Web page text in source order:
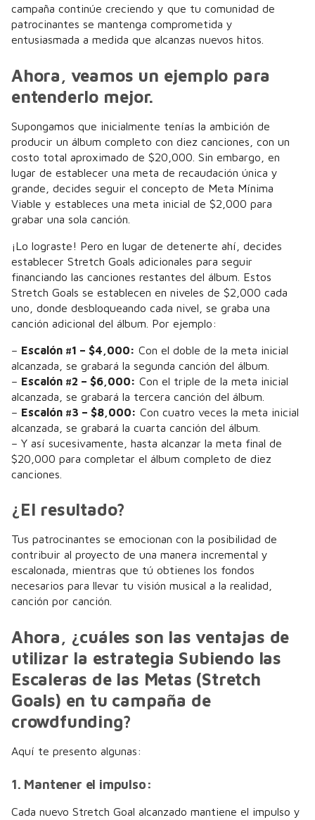
campaña continúe creciendo y que tu comunidad de
patrocinantes se mantenga comprometida y
entusiasmada a medida que alcanzas nuevos hitos.
Ahora, veamos un ejemplo para
entenderlo mejor.
Supongamos que inicialmente tenías la ambición de
producir un álbum completo con diez canciones, con un
costo total aproximado de $20,000. Sin embargo, en
lugar de establecer una meta de recaudación única y
grande, decides seguir el concepto de Meta Mínima
Viable y estableces una meta inicial de $2,000 para
grabar una sola canción.
¡Lo lograste! Pero en lugar de detenerte ahí, decides
establecer Stretch Goals adicionales para seguir
financiando las canciones restantes del álbum. Estos
Stretch Goals se establecen en niveles de $2,000 cada
uno, donde desbloqueando cada nivel, se graba una
canción adicional del álbum. Por ejemplo:
– Escalón #1 – $4,000: Con el doble de la meta inicial
alcanzada, se grabará la segunda canción del álbum.
– Escalón #2 – $6,000: Con el triple de la meta inicial
alcanzada, se grabará la tercera canción del álbum.
– Escalón #3 – $8,000: Con cuatro veces la meta inicial
alcanzada, se grabará la cuarta canción del álbum.
– Y así sucesivamente, hasta alcanzar la meta final de
$20,000 para completar el álbum completo de diez
canciones.
¿El resultado?
Tus patrocinantes se emocionan con la posibilidad de
contribuir al proyecto de una manera incremental y
escalonada, mientras que tú obtienes los fondos
necesarios para llevar tu visión musical a la realidad,
canción por canción.
Ahora, ¿cuáles son las ventajas de
utilizar la estrategia Subiendo las
Escaleras de las Metas (Stretch
Goals) en tu campaña de
crowdfunding?
Aquí te presento algunas:
1. Mantener el impulso:
Cada nuevo Stretch Goal alcanzado mantiene el impulso y